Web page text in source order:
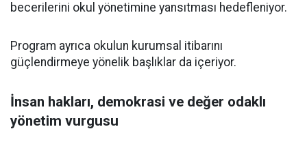
becerilerini okul yönetimine yansıtması hedefleniyor.
Program ayrıca okulun kurumsal itibarını
güçlendirmeye yönelik başlıklar da içeriyor.
İnsan hakları, demokrasi ve değer odaklı
yönetim vurgusu